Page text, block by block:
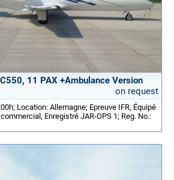
11 PAX +Ambulance Version
on request
Location: Allemagne; Epreuve IFR, Équipé
Enregistré JAR-OPS 1; Reg. No.: